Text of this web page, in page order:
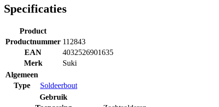
Specificaties
Product
Productnummer 112843
EAN
4032526901635
Merk
Suki
Algemeen
Type
Soldeerbout
Gebruik